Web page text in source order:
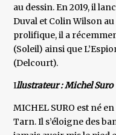
au dessin. En 2019, il
Duval et Colin Wilson
prolifique, il a
(Soleil) ainsi que
(Delcourt).
Illustrateur : Michel Suro
MICHEL SURO est né
Tarn. Il s’éloigne des